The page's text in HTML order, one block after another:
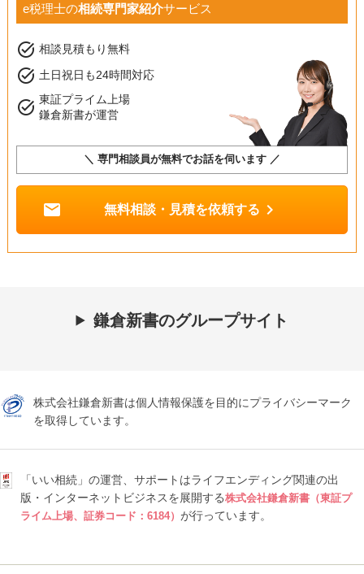
e税理士の相続専門家紹介サービス
task_alt 相談見積もり無料
task_alt 土日祝日も24時間対応
task_alt 東証プライム上場
鎌倉新書が運営
＼ 専門相談員が無料でお話を伺います ／
mail 無料相談・見積を依頼する chevron_right
鎌倉新書のグループサイト
株式会社鎌倉新書は個人情報保護を目的にプライバシーマーク
を取得しています。
「いい相続」の運営、サポートはライフエンディング関連の出
版・インターネットビジネスを展開する株式会社鎌倉新書（東証プ
ライム上場、証券コード：6184） が行っています。